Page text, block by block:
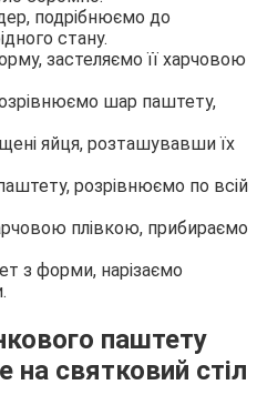
подрібнюємо до
стану.
застеляємо її харчовою
шар паштету,
яйця, розташувавши їх
розрівнюємо по всій
плівкою, прибираємо
з форми, нарізаємо
паштету
на святковий стіл